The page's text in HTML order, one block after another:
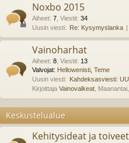
Noxbo 2015
Aiheet: 7 Viestit: 34
Uusin viesti: Re: Kysymyslanka
Vainoharhat
Aiheet: 8 Viestit: 13
Valvojat: Hellowenisti Teme
Uusin viesti: Kahdeksasviesti:
Kirjoittaja Vainovalkeat ,
Keskustelualue
Kehitysideat ja toiveet